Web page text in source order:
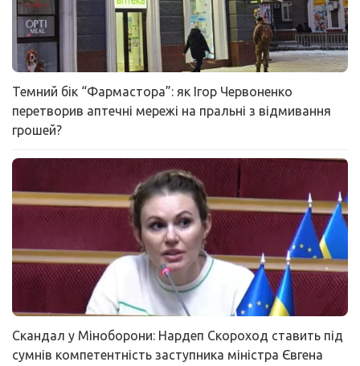
Темний бік “Фармастора”: як Ігор Червоненко
перетворив аптечні мережі на пральні з відмивання
грошей?
Скандал у Міноборони: Нардеп Скороход ставить під
сумнів компетентність заступника міністра Євгена